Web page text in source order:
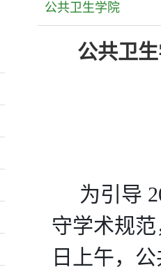
公共卫生学院
公共卫
为引导
守学术规
日上午，